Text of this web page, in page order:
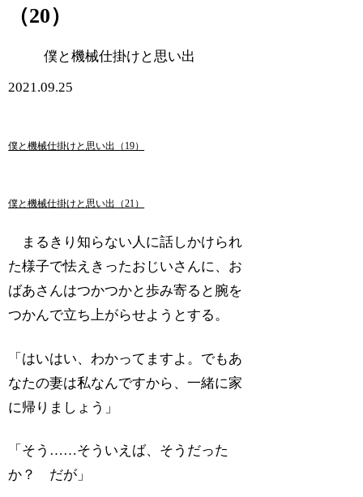
（20）
僕と機械仕掛けと思い出
2021.09.25
僕と機械仕掛けと思い出（19）
僕と機械仕掛けと思い出（21）
まるきり知らない人に話しかけられ
た様子で怯えきったおじいさんに、お
ばあさんはつかつかと歩み寄ると腕を
つかんで立ち上がらせようとする。
「はいはい、わかってますよ。でもあ
なたの妻は私なんですから、一緒に家
に帰りましょう」
「そう……そういえば、そうだった
か？ だが」